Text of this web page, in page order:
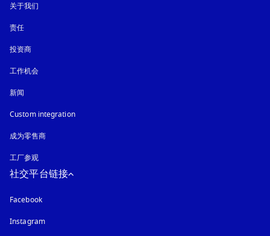
关于我们
责任
投资商
工作机会
新闻
Custom integration
成为零售商
工厂参观
社交平台链接
Facebook
Instagram在新选项卡中打开